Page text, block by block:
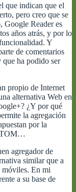
que indican que el
pero creo que se
Google Reader es
años atrás, y por lo
Y
de comentarios
ha podido ser
propio de Internet
alternativa Web en
¿Y por qué
la agregación
por la
agregador de
similar que a
móviles. En mi
a su base de